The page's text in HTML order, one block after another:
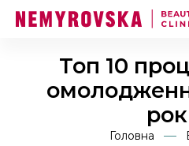
Топ 10
Головна